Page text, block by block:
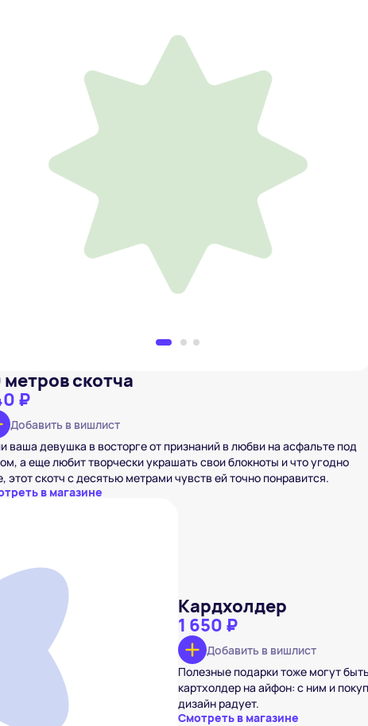
метров скотча
₽
Добавить в вишлист
ваша девушка в восторге от признаний в любви на асфальте под
а еще любит творчески украшать свои блокноты и что угодно
этот скотч с десятью метрами чувств ей точно понравится.
в магазине
Кардхолдер
1 650 ₽
Добавить в вишлист
Полезные подарки тоже могут
картхолдер на айфон: с ним и
дизайн радует.
Смотреть в магазине